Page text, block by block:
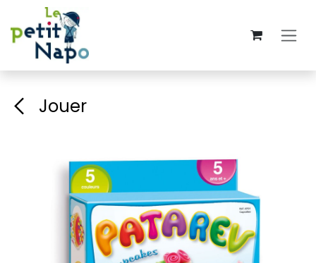
Se rendre au contenu
Jouer